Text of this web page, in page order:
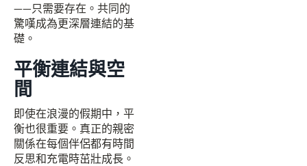
——只需要存在。共同的
驚嘆成為更深層連結的基
礎。
平衡連結與空
間
即使在浪漫的假期中，平
衡也很重要。真正的親密
關係在每個伴侶都有時間
反思和充電時茁壯成長。